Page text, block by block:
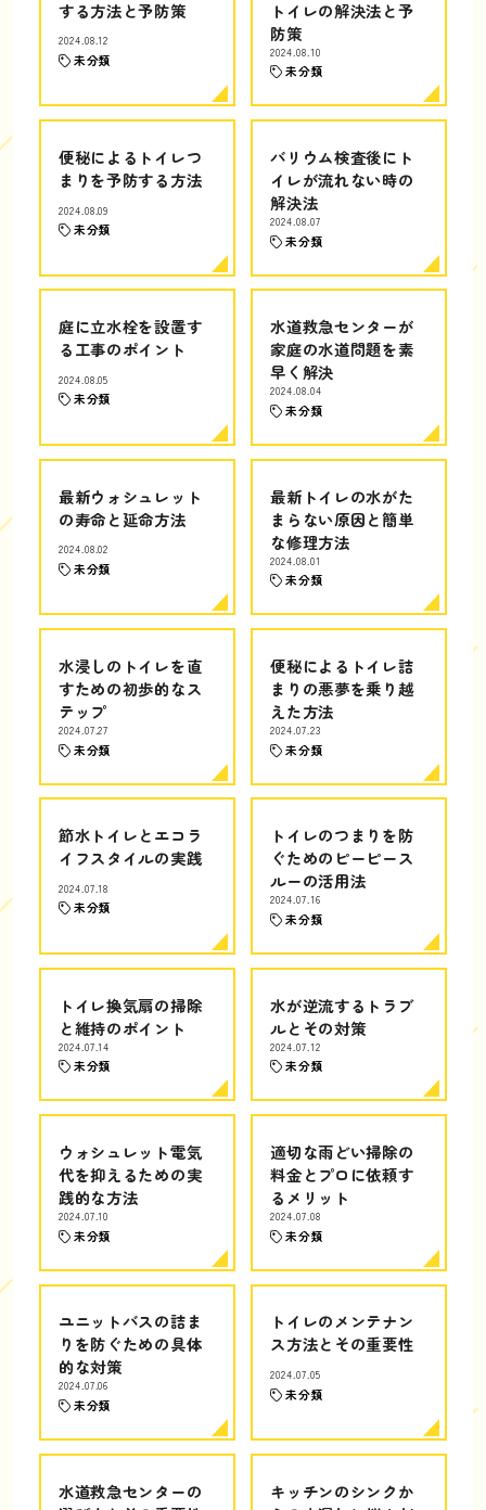
する方法と予防策
2024.08.12
未分類
トイレの解決法と予
防策
2024.08.10
未分類
便秘によるトイレつ
まりを予防する方法
2024.08.09
未分類
バリウム検査後にト
イレが流れない時の
解決法
2024.08.07
未分類
庭に立水栓を設置す
る工事のポイント
2024.08.05
未分類
水道救急センターが
家庭の水道問題を素
早く解決
2024.08.04
未分類
最新ウォシュレット
の寿命と延命方法
2024.08.02
未分類
最新トイレの水がた
まらない原因と簡単
な修理方法
2024.08.01
未分類
水浸しのトイレを直
すための初歩的なス
テップ
2024.07.27
未分類
便秘によるトイレ詰
まりの悪夢を乗り越
えた方法
2024.07.23
未分類
節水トイレとエコラ
イフスタイルの実践
2024.07.18
未分類
トイレのつまりを防
ぐためのピーピース
ルーの活用法
2024.07.16
未分類
トイレ換気扇の掃除
と維持のポイント
2024.07.14
未分類
水が逆流するトラブ
ルとその対策
2024.07.12
未分類
ウォシュレット電気
代を抑えるための実
践的な方法
2024.07.10
未分類
適切な雨どい掃除の
料金とプロに依頼す
るメリット
2024.07.08
未分類
ユニットバスの詰ま
りを防ぐための具体
的な対策
2024.07.06
未分類
トイレのメンテナン
ス方法とその重要性
2024.07.05
未分類
水道救急センターの
キッチンのシンクか